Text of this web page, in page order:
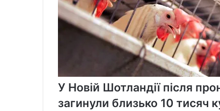
У Новій Шотландії після
загинули близько 10 тисяч